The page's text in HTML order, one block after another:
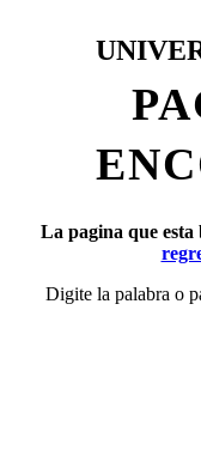
La pagina que esta
Digite la palabra o